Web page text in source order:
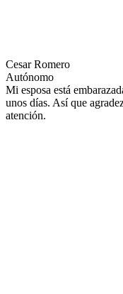
Cesar Romero
Autónomo
Mi esposa está
unos días. Así que
atención.